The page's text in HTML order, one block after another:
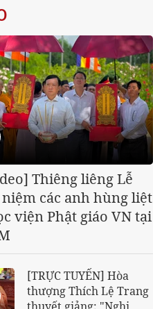
Thiêng liêng Lễ
các anh hùng liệt
viện Phật giáo VN tại
[TRỰC TUYẾN] Hòa
thượng Thích Lệ Trang